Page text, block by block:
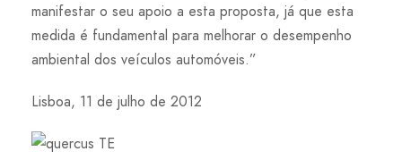
manifestar o seu apoio a esta proposta, já que esta
medida é fundamental para melhorar o desempenho
ambiental dos veículos automóveis.”
Lisboa, 11 de julho de 2012